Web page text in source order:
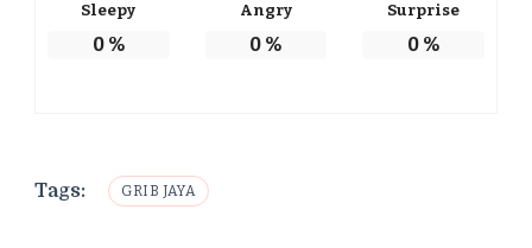
Sleepy
0%
Angry
0 %
Surprise
0 %
Tags: GRIB JAYA